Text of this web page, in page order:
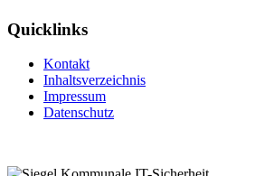
Quicklinks
Kontakt
Inhaltsverzeichnis
Impressum
Datenschutz